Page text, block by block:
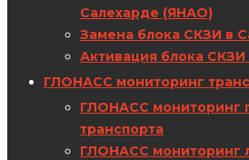
Салехарде (ЯНАО)
Замена блока СКЗИ в
Активация блока
ГЛОНАСС мониторинг
ГЛОНАСС мониторинг
транспорта
ГЛОНАСС мониторинг